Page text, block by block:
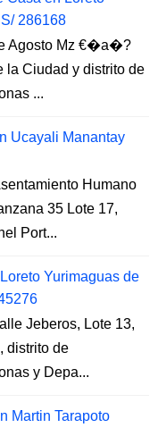
286168
Agosto Mz €�a�?
la Ciudad y distrito de
...
Ucayali Manantay
Humano
35 Lote 17,
Port...
Yurimaguas de
Jeberos, Lote 13,
distrito de
y Depa...
Martin Tarapoto